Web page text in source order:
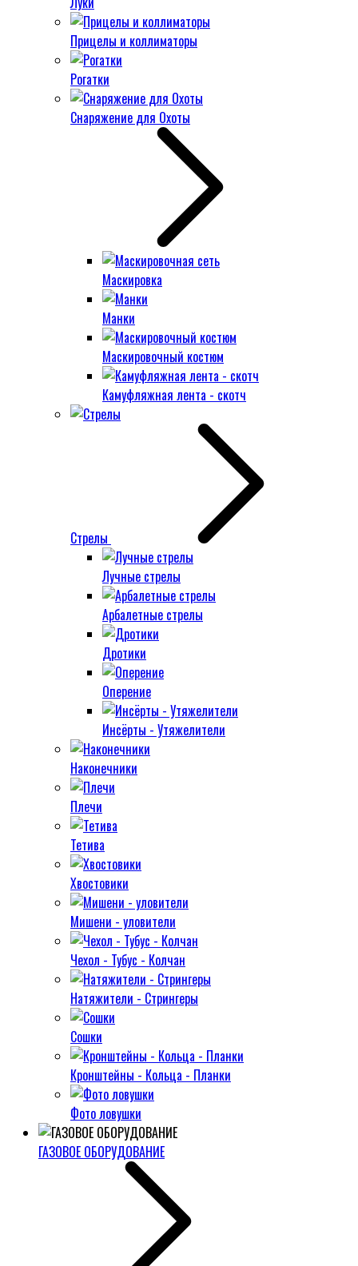
Прицелы и коллиматоры
Рогатки
Снаряжение для Охоты
Маскировка
Манки
Маскировочный костюм
Камуфляжная лента - скотч
Стрелы
Лучные стрелы
Арбалетные стрелы
Дротики
Оперение
Инсёрты - Утяжелители
Наконечники
Плечи
Тетива
Хвостовики
Мишени - уловители
Чехол - Тубус - Колчан
Натяжители - Стрингеры
Сошки
Кронштейны - Кольца - Планки
Фото ловушки
ГАЗОВОЕ ОБОРУДОВАНИЕ